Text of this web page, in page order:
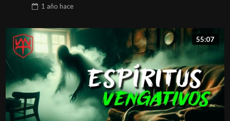
1 año hace
55:07